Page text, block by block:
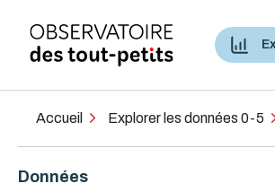
Accueil Explorer les données 0-5
Données